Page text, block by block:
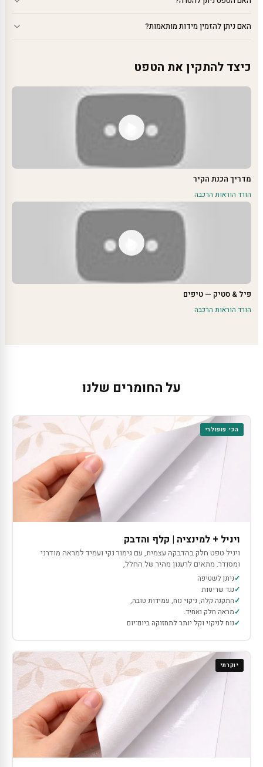
האם ניתן להזמין מידות מותאמות?
כיצד להתקין את הטפט
מדריך הכנת הקיר
הורד הוראות הרכבה
פיל & סטיק — טיפים
הורד הוראות הרכבה
על החומרים שלנו
הכי פופולרי
ויניל + למינציה | קלף והדבק
ויניל טפט חלק בהדבקה עצמית, עם גימור נקי ועמיד למראה מודרני
ומסודר. מתאים לרענון מהיר של החלל,
ניתן לשטיפה
נגד שריטות
התקנה קלה, ניקוי נוח, עמידות טובה,
מראה חלק ואחיד.
נוח לניקוי וקל יותר לתחזוקה ביום־יום
יוקרתי